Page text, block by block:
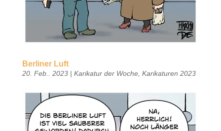
Berliner Luft
20. Feb.. 2023| Karikatur der Woche, Karikaturen 2023